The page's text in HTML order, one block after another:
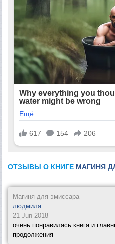
ОТЗЫВЫ О КНИГЕ МАГИНЯ
Магиня для эмиссара
людмила
21 Jun 2018
очень понравилась книга и
продолжения